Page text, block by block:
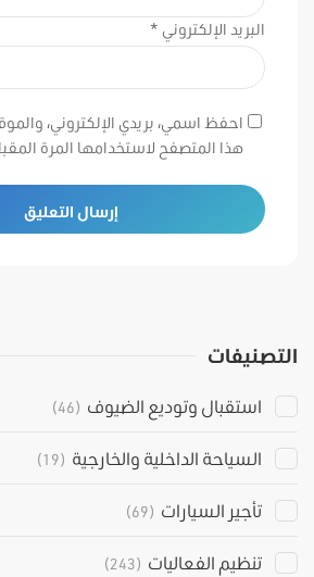
البريد الإلكتروني *
احفظ اسمي، بريدي الإلكتروني،
هذا المتصفح لاستخدامها المرة
التصنيفات
استقبال وتوديع الضيوف (46)
السياحة الداخلية والخارجية (19)
تأجير السيارات (69)
تنظيم الفعاليات (243)